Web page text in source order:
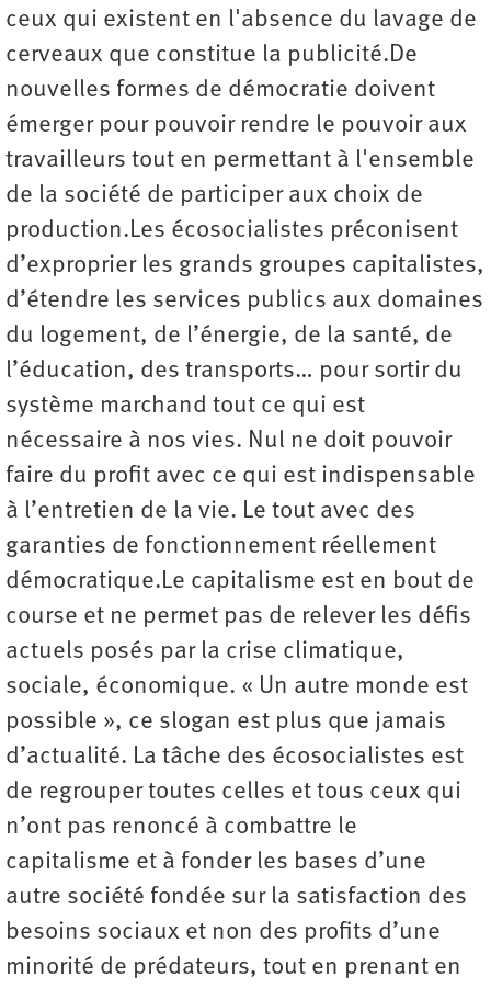
ceux qui existent en l'absence du lavage de
cerveaux que constitue la publicité.De
nouvelles formes de démocratie doivent
émerger pour pouvoir rendre le pouvoir aux
travailleurs tout en permettant à l'ensemble
de la société de participer aux choix de
production.Les écosocialistes préconisent
d’exproprier les grands groupes capitalistes,
d’étendre les services publics aux domaines
du logement, de l’énergie, de la santé, de
l’éducation, des transports… pour sortir du
système marchand tout ce qui est
nécessaire à nos vies. Nul ne doit pouvoir
faire du profit avec ce qui est indispensable
à l’entretien de la vie. Le tout avec des
garanties de fonctionnement réellement
démocratique.Le capitalisme est en bout de
course et ne permet pas de relever les défis
actuels posés par la crise climatique,
sociale, économique. « Un autre monde est
possible », ce slogan est plus que jamais
d’actualité. La tâche des écosocialistes est
de regrouper toutes celles et tous ceux qui
n’ont pas renoncé à combattre le
capitalisme et à fonder les bases d’une
autre société fondée sur la satisfaction des
besoins sociaux et non des profits d’une
minorité de prédateurs, tout en prenant en